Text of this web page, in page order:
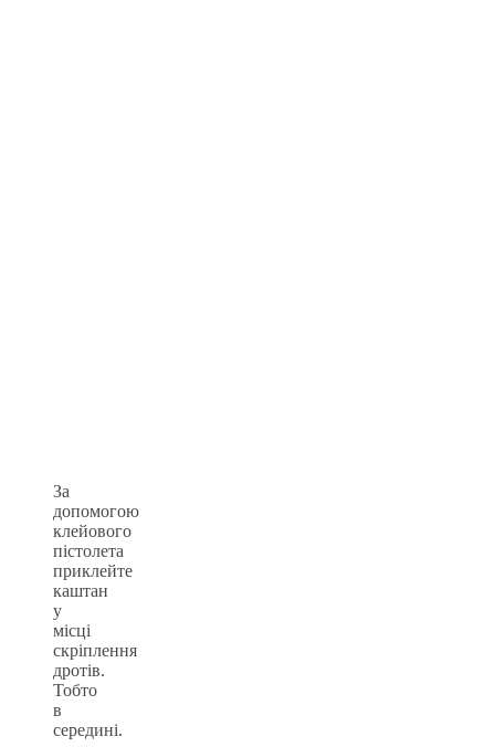
За
допомогою
клейового
пістолета
приклейте
каштан
у
місці
скріплення
дротів.
Тобто
в
середині.